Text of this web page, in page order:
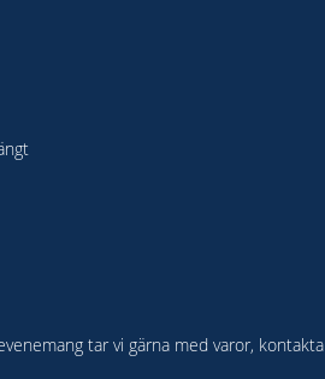
tar vi gärna med varor,